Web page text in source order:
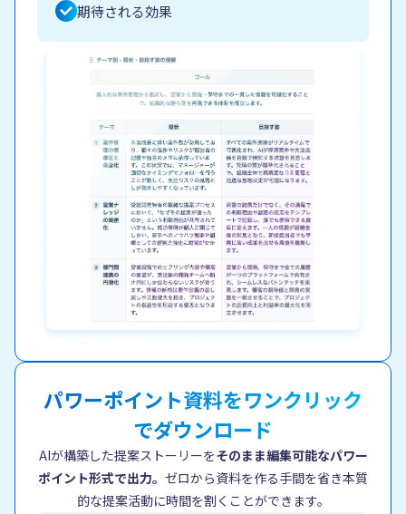
期待される効果
パワーポイント資料をワンクリック
でダウンロード
AIが構築した提案ストーリーをそのまま編集可能なパワー
ポイント形式で出力。 ゼロから資料を作る手間を省き本質
的な提案活動に時間を割くことができます。